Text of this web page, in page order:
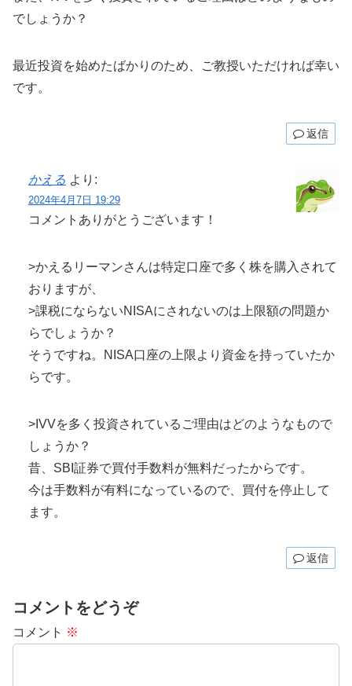
でしょうか？
最近投資を始めたばかりのため、ご教授いただければ幸い
です。
返信
かえる より:
2024年4月7日 19:29
コメントありがとうございます！
>かえるリーマンさんは特定口座で多く株を購入されて
おりますが、
>課税にならないNISAにされないのは上限額の問題か
らでしょうか？
そうですね。NISA口座の上限より資金を持っていたか
らです。
>IVVを多く投資されているご理由はどのようなもので
しょうか？
昔、SBI証券で買付手数料が無料だったからです。
今は手数料が有料になっているので、買付を停止して
ます。
返信
コメントをどうぞ
コメント ※